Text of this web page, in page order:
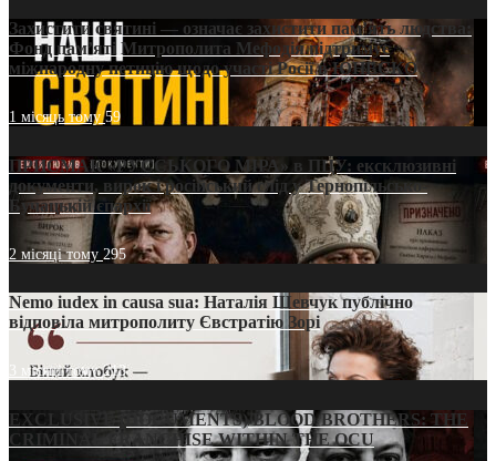
Захистити святині — означає захистити пам’ять людства:
Фонд пам’яті Митрополита Мефодія підтримує
міжнародну петицію щодо участі Росії в ЮНЕСКО
1 місяць тому59
ПРИСМАК «РУССЬКОГО МІРА» в ПЦУ: ексклюзивні
документи, вирок і російський слід у Тернопільсько-
Бучацькій єпархії
2 місяці тому 295
Nemo iudex in causa sua: Наталія Шевчук публічно
відповіла митрополиту Євстратію Зорі
3 місяці тому213
EXCLUSIVE (DOCUMENTS)/BLOOD BROTHERS: THE
CRIMINAL FRANCHISE WITHIN THE OCU